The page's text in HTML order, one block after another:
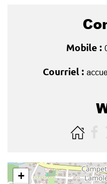
Mobile :
Courriel :
+